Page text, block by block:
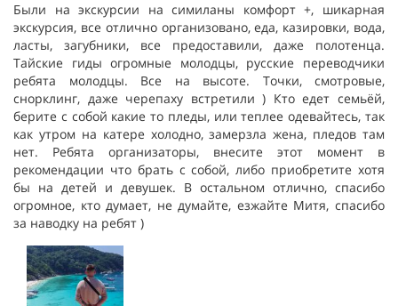
Были на экскурсии на симиланы комфорт +, шикарная
экскурсия, все отлично организовано, еда, казировки, вода,
ласты, загубники, все предоставили, даже полотенца.
Тайские гиды огромные молодцы, русские переводчики
ребята молодцы. Все на высоте. Точки, смотровые,
снорклинг, даже черепаху встретили ) Кто едет семьёй,
берите с собой какие то пледы, или теплее одевайтесь, так
как утром на катере холодно, замерзла жена, пледов там
нет. Ребята организаторы, внесите этот момент в
рекомендации что брать с собой, либо приобретите хотя
бы на детей и девушек. В остальном отлично, спасибо
огромное, кто думает, не думайте, езжайте Митя, спасибо
за наводку на ребят )